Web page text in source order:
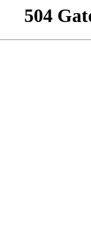
504